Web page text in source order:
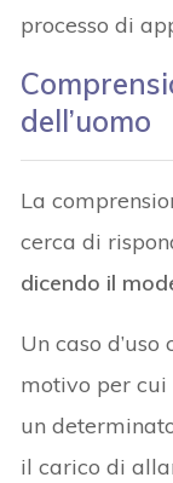
processo di
dell’uomo
La
cerca di
dicendo il
Un caso
motivo per
un
il carico di